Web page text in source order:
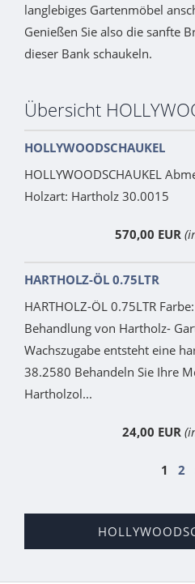
langlebiges Gartenmöbel
Genießen Sie also die sanfte
dieser Bank schaukeln.
Übersicht
HOLLYWOODSCHAUKEL
HOLLYWOODSCHAUKEL
Holzart: Hartholz 30.0015
570,00 EUR
HARTHOLZ-ÖL 0.75LTR
HARTHOLZ-ÖL 0.75LTR
Behandlung von Hartholz-
Wachszugabe entsteht eine
38.2580 Behandeln Sie Ihre
Hartholzol...
24,00 EUR
1 2